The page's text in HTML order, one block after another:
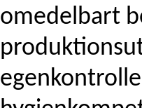
omedelbart